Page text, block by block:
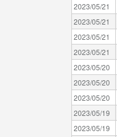
2023/05/21
2023/05/21
2023/05/21
2023/05/21
2023/05/20
2023/05/20
2023/05/20
2023/05/19
2023/05/19